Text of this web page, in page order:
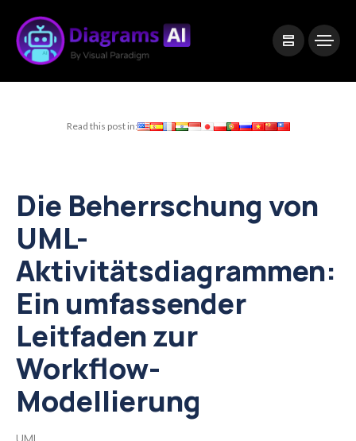
Read this post in:
Die Beherrschung von
UML-
Aktivitätsdiagrammen:
Ein umfassender
Leitfaden zur
Workflow-
Modellierung